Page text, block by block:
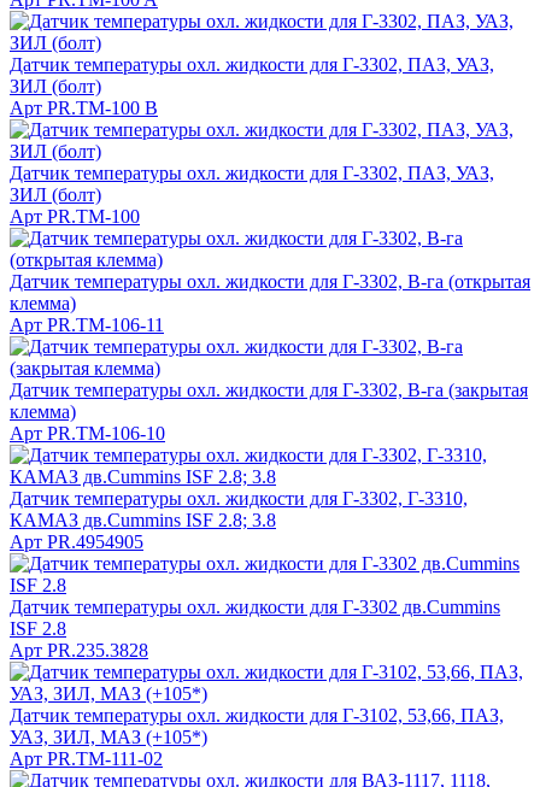
Датчик температуры охл. жидкости для Г-3302, ПАЗ, УАЗ,
ЗИЛ (болт)
Арт PR.TM-100 В
Датчик температуры охл. жидкости для Г-3302, ПАЗ, УАЗ,
ЗИЛ (болт)
Арт PR.TM-100
Датчик температуры охл. жидкости для Г-3302, В-га (открытая
клемма)
Арт PR.TM-106-11
Датчик температуры охл. жидкости для Г-3302, В-га (закрытая
клемма)
Арт PR.TM-106-10
Датчик температуры охл. жидкости для Г-3302, Г-3310,
КАМАЗ дв.Cummins ISF 2.8; 3.8
Арт PR.4954905
Датчик температуры охл. жидкости для Г-3302 дв.Cummins
ISF 2.8
Арт PR.235.3828
Датчик температуры охл. жидкости для Г-3102, 53,66, ПАЗ,
УАЗ, ЗИЛ, МАЗ (+105*)
Арт PR.TM-111-02